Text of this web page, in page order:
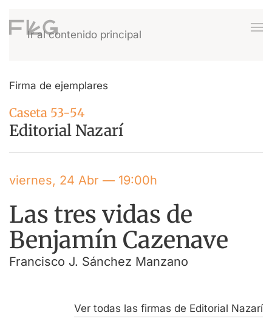
Ir al contenido principal
Firma de ejemplares
Caseta 53-54
Editorial Nazarí
viernes, 24 Abr — 19:00h
Las tres vidas de
Benjamín Cazenave
Francisco J. Sánchez Manzano
Ver todas las firmas de Editorial Nazarí